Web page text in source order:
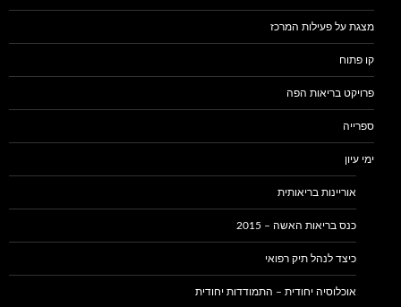
מצגת על פעילות המרכז
קו פתוח
פרויקט בריאות הפה
ספרייה
ימי עיון
אוריינות בריאותית
כנס בריאות האשה – 2015
כיצד לנהל תיק רפואי
אוכלוסיה יחודית – התמודדות יחודית